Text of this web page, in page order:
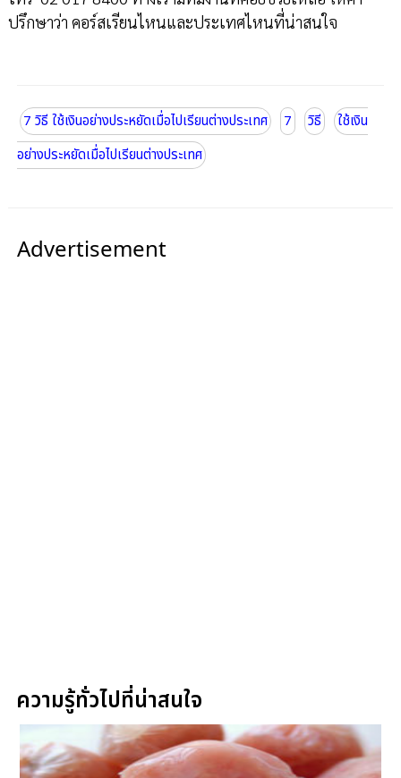
ปรึกษาว่า คอร์สเรียนไหนและประเทศไหนที่น่าสนใจ
7 วิธี ใช้เงินอย่างประหยัดเมื่อไปเรียนต่างประเทศ 7 วิธี
ใช้เงิน
อย่างประหยัดเมื่อไปเรียนต่างประเทศ
Advertisement
ความรู้ทั่วไปที่น่าสนใจ